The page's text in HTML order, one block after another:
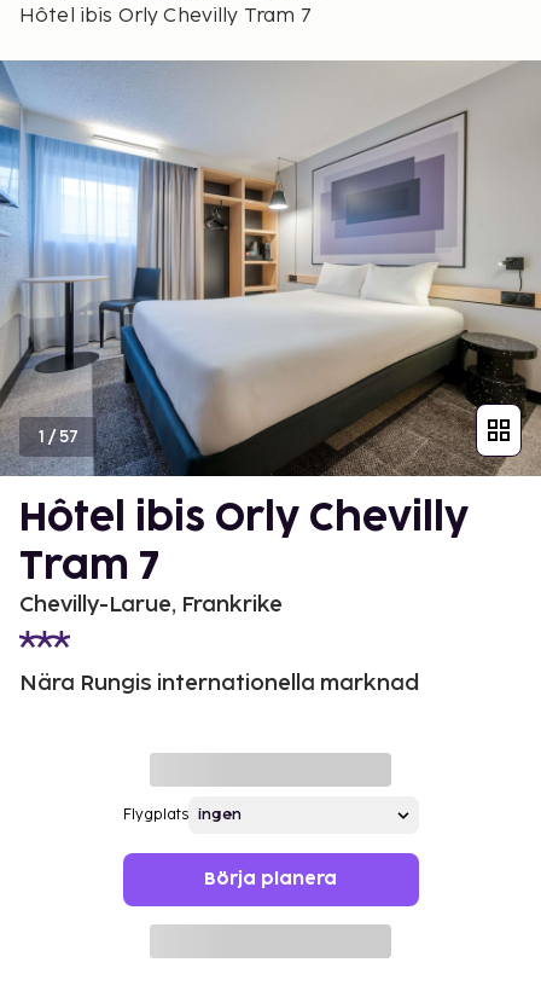
Hôtel ibis Orly Chevilly Tram 7
1 /57
Hôtel ibis Orly Chevilly
Tram 7
Chevilly-Larue, Frankrike
Nära Rungis internationella marknad
Flygplats
Börja planera